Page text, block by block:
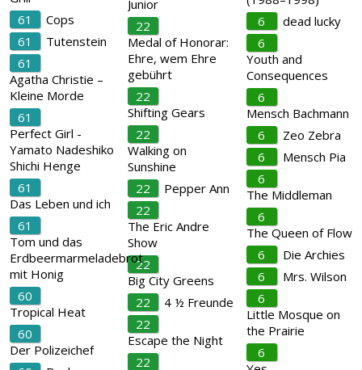
61
Cops
61
Tutenstein
61
Agatha Christie –
Kleine Morde
61
Perfect Girl -
Yamato Nadeshiko
Shichi Henge
61
Das Leben und ich
61
Tom und das
Erdbeermarmeladebrot
mit Honig
60
Tropical Heat
60
Der Polizeichef
Junior
22
Medal of Honorar:
Ehre, wem Ehre
gebührt
22
Shifting Gears
22
Walking on
Sunshine
22
Pepper Ann
22
The Eric Andre
Show
22
Big City Greens
22
4 ½ Freunde
22
Escape the Night
22
6
dead lucky
6
Youth and
Consequences
6
Mensch Bachmann
6
Zeo Zebra
6
Mensch Pia
6
The Middleman
6
The Queen of Flow
6
Die Archies
6
Mrs. Wilson
6
Little Mosque on
the Prairie
6